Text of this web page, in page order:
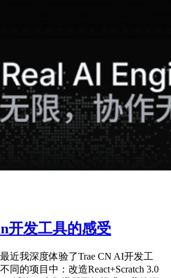
开发工具的感受
近我深度体验了Trae CN AI开发工
同的项目中：改造React+Scratch 3.0